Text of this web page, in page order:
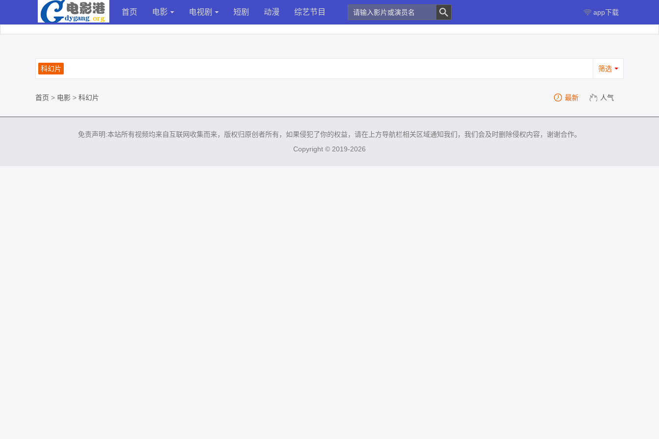
首页 电影 电视剧 短剧 动漫 综艺节目 app下载
科幻片 筛选
首页 > 电影 > 科幻片 最新 人气
免责声明:本站所有视频均来自互联网收集而来，版权归原创者所有，如果侵犯了你的权益，请在上方导航栏相关区域通知我们，我们会及时删除侵权内容，谢谢合作。
Copyright © 2019-2026